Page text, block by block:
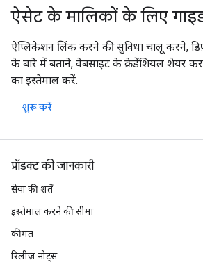
ऐसेट के मालिकों के लिए
ऐप्लिकेशन लिंक करने की सुविधा चालू करने,
के बारे में बताने, वेबसाइट के क्रेडेंशियल शेयर
का इस्तेमाल करें.
शुरू करें
प्रॉडक्ट की जानकारी
सेवा की शर्तें
इस्तेमाल करने की सीमा
कीमत
रिलीज़ नोट्स